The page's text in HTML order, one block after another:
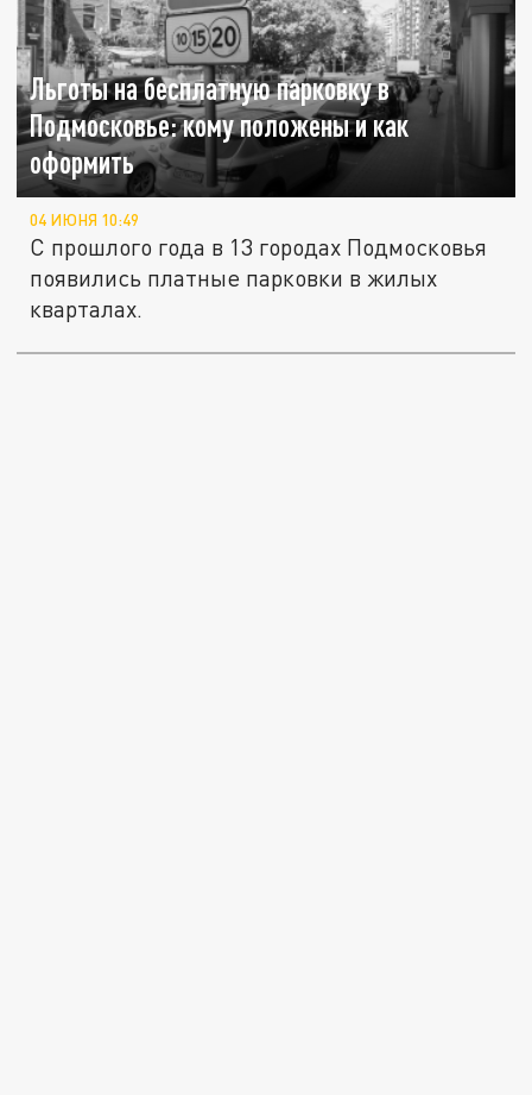
Льготы на бесплатную парковку в
Подмосковье: кому положены и как
оформить
04 ИЮНЯ 10:49
С прошлого года в 13 городах Подмосковья
появились платные парковки в жилых
кварталах.